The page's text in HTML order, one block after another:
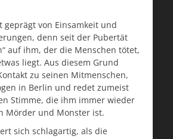
geprägt von Einsamkeit und
denn seit der Pubertät
auf ihm, der die Menschen tötet,
liegt. Aus diesem Grund
zu seinen Mitmenschen,
in Berlin und redet zumeist
Stimme, die ihm immer wieder
Mörder und Monster ist.
sich schlagartig, als die